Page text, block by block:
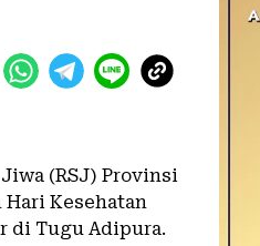
(RSJ) Provinsi
Kesehatan
di Tugu Adipura.